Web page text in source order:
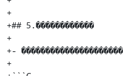
+
+## 5.������������
+
+-
+